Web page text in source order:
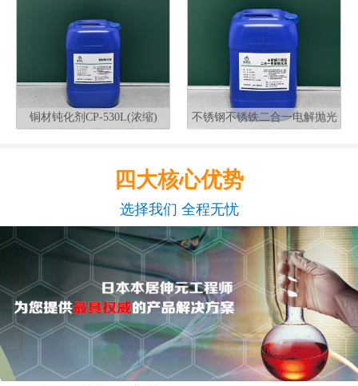
铜材钝化剂CP-530L(浓缩)
不锈钢不锈铁二合一电解抛光
四大核心优势
选择我们 全程无忧